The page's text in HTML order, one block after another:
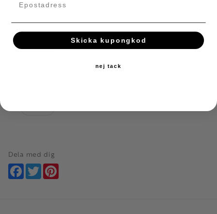
Konsolbord |
Dela med dig
Facebook
Twitter
Skicka kupongkod
nej tack